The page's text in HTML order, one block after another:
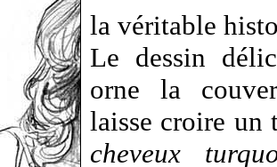
la véritable
Le dessin
orne la
laisse croire un
cheveux